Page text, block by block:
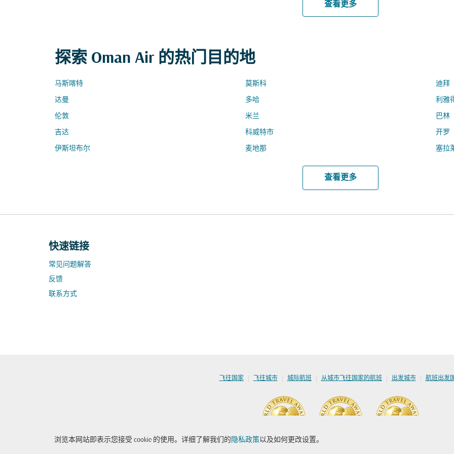
浏览本网站即表示您接受 cookie 的使用。详细了解我们的 隐私政策以及如何更改设置。
查看更多
探索 Oman Air 的热门目的地
马斯喀特 莫斯科 迪拜
达曼 多哈 利雅
伦敦 米兰 巴林
吉达 科威特市 开罗
伊斯坦布尔 麦地那 塞拉
查看更多
快速链接
常见问题解答
反馈
联系方式
飞往国家 | 飞往城市 | 城际航班 | 从城市飞往国家的航班 | 出发城市 | 航班出发